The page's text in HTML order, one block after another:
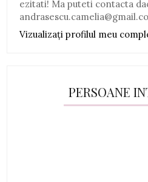
ezitati! Ma puteti contacta
Vizualizați profilul meu
PERSOANE